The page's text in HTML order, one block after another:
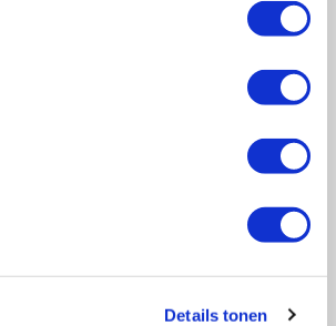
Details tonen